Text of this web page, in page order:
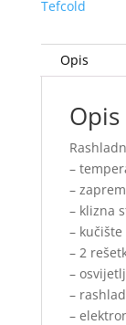
Tefcold
Opis
Opis
–
–
– klizna
–
– 2
–
–
–